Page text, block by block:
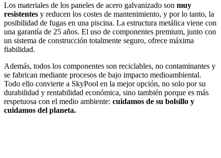
Los materiales de los paneles de acero galvanizado son muy
resistentes y reducen los costes de mantenimiento, y por lo tanto, la
posibilidad de fugas en una piscina. La estructura metálica viene con
una garantía de 25 años. El uso de componentes premium, junto con
un sistema de construcción totalmente seguro, ofrece máxima
fiabilidad.
Además, todos los componentes son reciclables, no contaminantes y
se fabrican mediante procesos de bajo impacto medioambiental.
Todo ello convierte a SkyPool en la mejor opción, no solo por su
durabilidad y rentabilidad económica, sino también porque es más
respetuosa con el medio ambiente: cuidamos de su bolsillo y
cuidamos del planeta.